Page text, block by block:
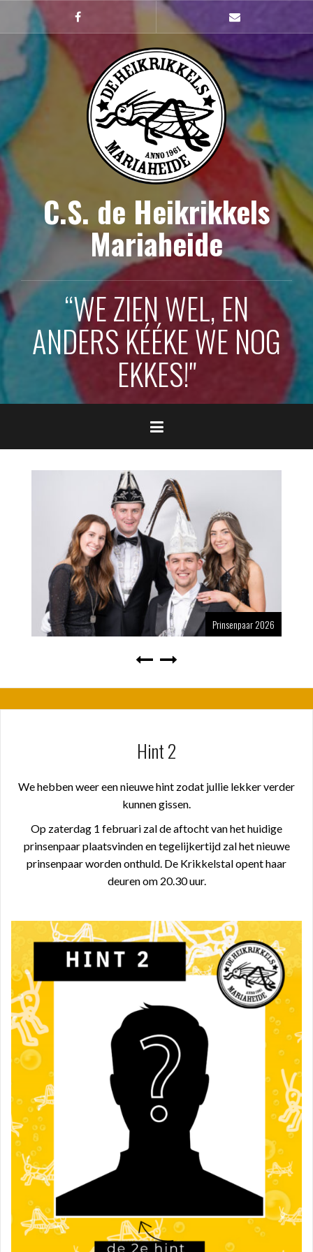
inhoud
Facebook mailto
C.S. de Heikrikkels
Mariaheide
“WE ZIEN WEL, EN
ANDERS KÉÉKE WE NOG
EKKES!"
Prinsenpaar 2026
Hint 2
We hebben weer een nieuwe hint zodat jullie lekker verder
kunnen gissen.
Op zaterdag 1 februari zal de aftocht van het huidige
prinsenpaar plaatsvinden en tegelijkertijd zal het nieuwe
prinsenpaar worden onthuld. De Krikkelstal opent haar
deuren om 20.30 uur.